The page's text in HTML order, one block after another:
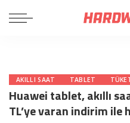
AKILLI SAAT TABLET
Huawei tablet, akıllı
TL’ye varan indirim ile